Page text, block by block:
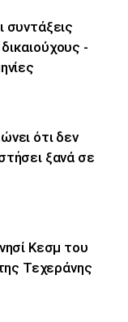
συντάξεις
-
ότι δεν
ξανά σε
Κεσμ του
Τεχεράνης